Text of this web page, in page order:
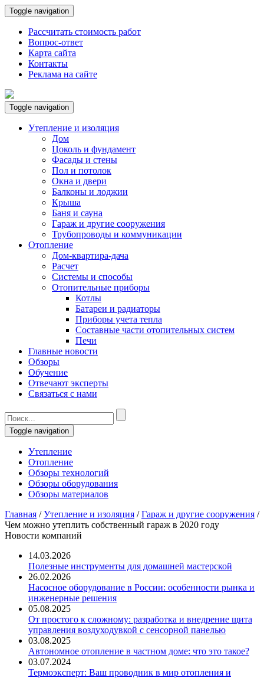
Toggle navigation
Рассчитать стоимость работ
Вопрос-ответ
Карта сайта
Контакты
Реклама на сайте
Toggle navigation
Утепление и изоляция
Дом
Цоколь и фундамент
Фасады и стены
Пол и потолок
Окна и двери
Балконы и лоджии
Крыша
Баня и сауна
Гараж и другие сооружения
Трубопроводы и коммуникации
Отопление
Дом-квартира-дача
Расчет
Системы и способы
Отопительные приборы
Котлы
Батареи и радиаторы
Приборы учета тепла
Составные части отопительных систем
Печи
Главные новости
Обзоры
Обучение
Отвечают эксперты
Связаться с нами
Toggle navigation
Утепление
Отопление
Обзоры технологий
Обзоры оборудования
Обзоры материалов
Главная /Утепление и изоляция /Гараж и другие сооружения /
Чем можно утеплить собственный гараж в 2020 году
Новости компаний
14.03.2026
Полезные инструменты для домашней мастерской
26.02.2026
Насосное оборудование в России: особенности рынка и
инженерные решения
05.08.2025
От простого к сложному: разработка и внедрение щита
управления воздуходувкой с сенсорной панелью
03.08.2025
Автономное отопление в частном доме: что это такое?
03.07.2024
Термоэксперт: Ваш проводник в мир отопления и